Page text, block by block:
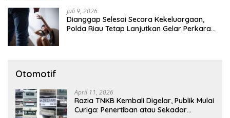
Juli 9, 2026
Dianggap Selesai Secara Kekeluargaan,
Polda Riau Tetap Lanjutkan Gelar Perkara
Otomotif
April 11, 2026
Razia TNKB Kembali Digelar, Publik Mulai
Curiga: Penertiban atau Sekadar